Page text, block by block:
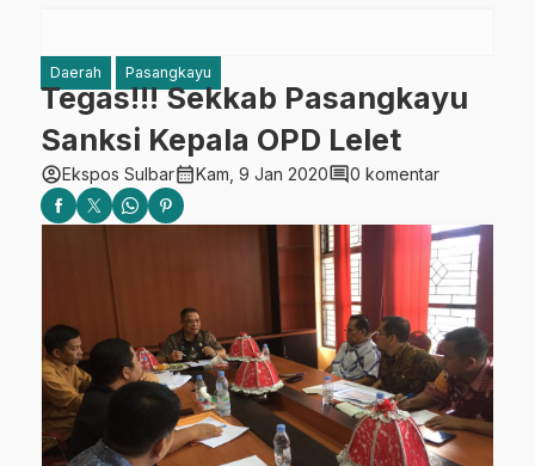
Daerah Pasangkayu
Tegas!!! Sekkab Pasangkayu
Sanksi Kepala OPD Lelet
account_circleEkspos Sulbarcalendar_monthKam, 9 Jan 2020comment0 komentar